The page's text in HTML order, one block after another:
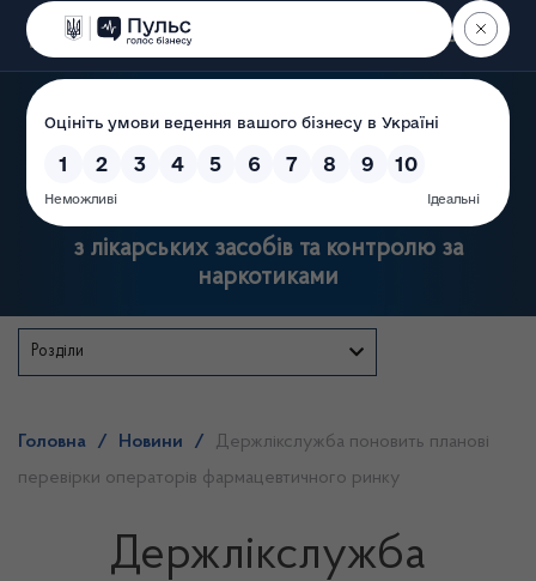
Пошук
Державна служба України
з лікарських засобів та контролю за
наркотиками
Розділи
Головна / Новини /
Держлікслужба поновить планові
перевірки операторів фармацевтичного ринку
Держлікслужба